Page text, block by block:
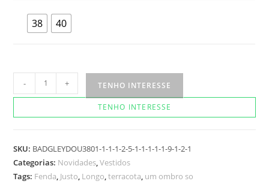
38 40
Austin
- + TENHO INTERESSE
TENHO INTERESSE
SKU: BADGLEYDOU3801-1-1-1-2-5-1-1-1-1-1-9-1-2-1
Categorias: Novidades ,Vestidos
Tags: Fenda Justo Longo ,terracota um ombro so